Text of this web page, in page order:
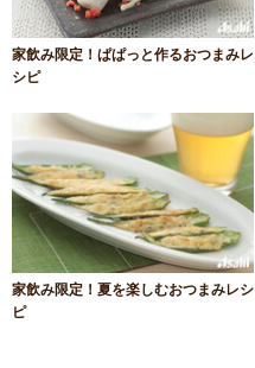
家飲み限定！ぱぱっと作るおつまみレ
シピ
家飲み限定！夏を楽しむおつまみレシ
ピ